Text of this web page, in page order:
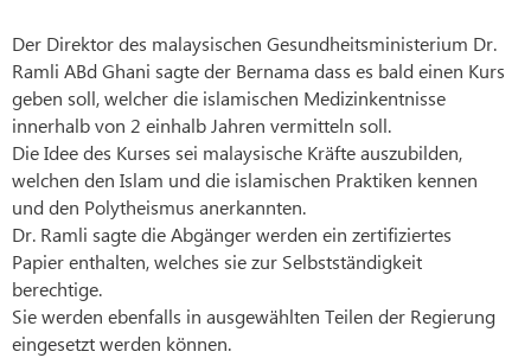
Der Direktor des malaysischen Gesundheitsministerium Dr.
Ramli ABd Ghani sagte der Bernama dass es bald einen Kurs
geben soll, welcher die islamischen Medizinkentnisse
innerhalb von 2 einhalb Jahren vermitteln soll.
Die Idee des Kurses sei malaysische Kräfte auszubilden,
welchen den Islam und die islamischen Praktiken kennen
und den Polytheismus anerkannten.
Dr. Ramli sagte die Abgänger werden ein zertifiziertes
Papier enthalten, welches sie zur Selbstständigkeit
berechtige.
Sie werden ebenfalls in ausgewählten Teilen der Regierung
eingesetzt werden können.